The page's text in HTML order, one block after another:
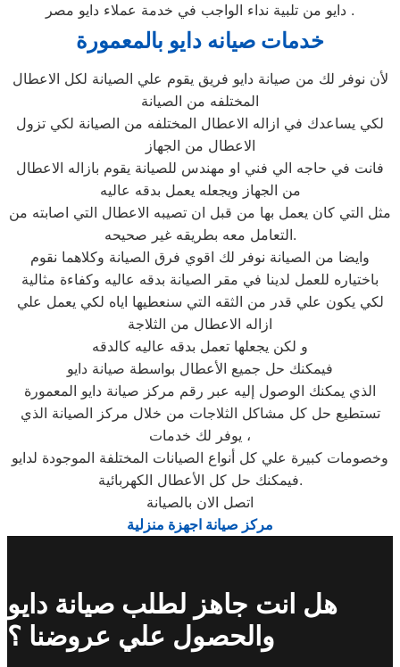
دايو من تلبية نداء الواجب في خدمة عملاء دايو مصر .
خدمات صيانه دايو بالمعمورة
لأن نوفر لك من صيانة دايو فريق يقوم علي الصيانة لكل الاعطال
المختلفه من الصيانة
لكي يساعدك في ازاله الاعطال المختلفه من الصيانة لكي تزول
الاعطال من الجهاز
فانت في حاجه الي فني او مهندس للصيانة يقوم بازاله الاعطال
من الجهاز ويجعله يعمل بدقه عاليه
مثل التي كان يعمل بها من قبل ان تصيبه الاعطال التي اصابته من
التعامل معه بطريقه غير صحيحه.
وايضا من الصيانة نوفر لك اقوي فرق الصيانة وكلاهما نقوم
باختياره للعمل لدينا في مقر الصيانة بدقه عاليه وكفاءة مثالية
لكي يكون علي قدر من الثقه التي سنعطيها اياه لكي يعمل علي
ازاله الاعطال من الثلاجة
و لكن يجعلها تعمل بدقه عاليه كالدقه
فيمكنك حل جميع الأعطال بواسطة صيانة دايو
الذي يمكنك الوصول إليه عبر رقم مركز صيانة دايو المعمورة
تستطيع حل كل مشاكل الثلاجات من خلال مركز الصيانة الذي
يوفر لك خدمات ،
وخصومات كبيرة علي كل أنواع الصيانات المختلفة الموجودة لدايو
فيمكنك حل كل الأعطال الكهربائية.
اتصل الان بالصيانة
مركز صيانة اجهزة منزلية
هل انت جاهز لطلب صيانة دايو
والحصول علي عروضنا ؟